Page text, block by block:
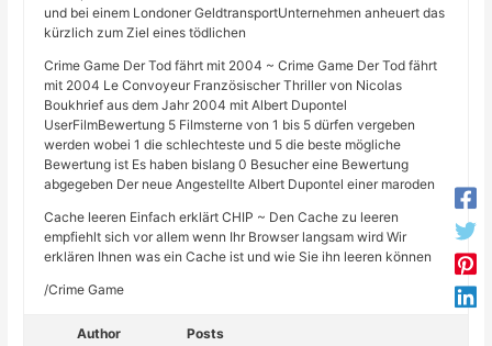
und bei einem Londoner GeldtransportUnternehmen anheuert das
kürzlich zum Ziel eines tödlichen
Crime Game Der Tod fährt mit 2004 ~ Crime Game Der Tod fährt
mit 2004 Le Convoyeur Französischer Thriller von Nicolas
Boukhrief aus dem Jahr 2004 mit Albert Dupontel
UserFilmBewertung 5 Filmsterne von 1 bis 5 dürfen vergeben
werden wobei 1 die schlechteste und 5 die beste mögliche
Bewertung ist Es haben bislang 0 Besucher eine Bewertung
abgegeben Der neue Angestellte Albert Dupontel einer maroden
Cache leeren Einfach erklärt CHIP ~ Den Cache zu leeren
empfiehlt sich vor allem wenn Ihr Browser langsam wird Wir
erklären Ihnen was ein Cache ist und wie Sie ihn leeren können
/Crime Game
Author Posts